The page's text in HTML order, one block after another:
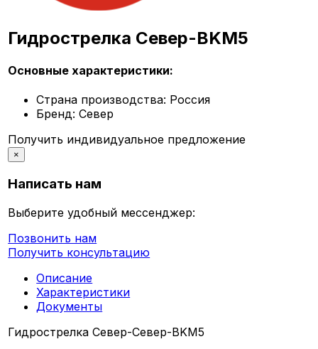
Гидрострелка Север-BKМ5
Основные характеристики:
Страна производства: Россия
Бренд: Север
Получить индивидуальное предложение
×
Написать нам
Выберите удобный мессенджер:
Позвонить нам
Получить консультацию
Описание
Характеристики
Документы
Гидрострелка Север-Север-BKМ5